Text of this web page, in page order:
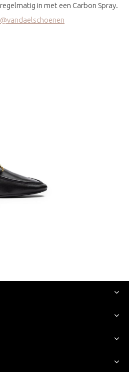
regelmatig in met een Carbon Spray.
@vandaelschoenen